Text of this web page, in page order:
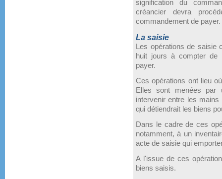
signification du
créancier devra
commandement de payer.
La saisie
Les opérations de
huit jours à compter de
payer.
Ces opérations ont lieu
Elles sont menées par
intervenir entre les
qui détiendrait les biens
Dans le cadre de ces
notamment, à un
acte de saisie qui
A l'issue de ces
biens saisis.